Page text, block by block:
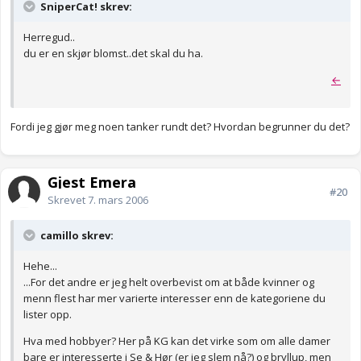
SniperCat! skrev:
Herregud..
du er en skjør blomst..det skal du ha.
←
Fordi jeg gjør meg noen tanker rundt det? Hvordan begrunner du det?
Gjest Emera
Skrevet7. mars 2006
#20
camillo skrev:
Hehe...
...For det andre er jeg helt overbevist om at både kvinner og
menn flest har mer varierte interesser enn de kategoriene du
lister opp.
Hva med hobbyer? Her på KG kan det virke som om alle damer
bare er interesserte i Se & Hør (er jeg slem nå?) og bryllup, men